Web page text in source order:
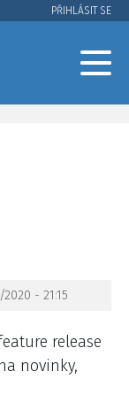
account
menu
PŘIHLÁSIT SE
- 21:15
release
novinky,